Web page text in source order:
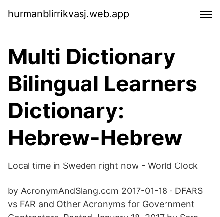
hurmanblirrikvasj.web.app
Multi Dictionary
Bilingual Learners
Dictionary:
Hebrew-Hebrew
Local time in Sweden right now - World Clock
by AcronymAndSlang.com 2017-01-18 · DFARS
vs FAR and Other Acronyms for Government